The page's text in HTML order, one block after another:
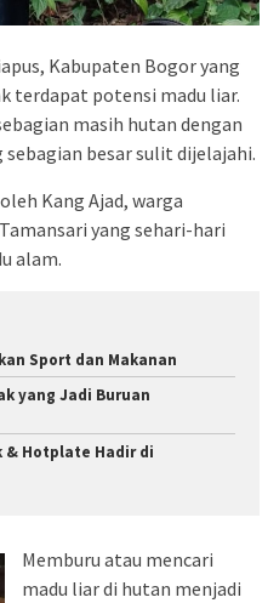
Kabupaten Bogor yang
terdapat potensi madu liar.
masih hutan dengan
besar sulit dijelajahi.
Kang Ajad, warga
yang sehari-hari
alam.
Sport dan Makanan
yang Jadi Buruan
& Hotplate Hadir di
Memburu atau mencari
madu liar di hutan menjadi